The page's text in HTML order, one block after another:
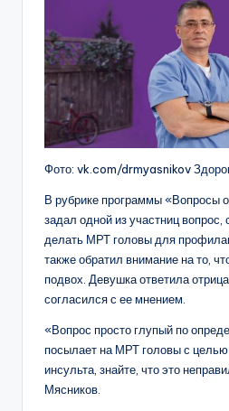
Фото: vk.com/drmyasnikov
В рубрике программы «Вопросы
задал одной из участниц вопрос,
делать МРТ головы для
также обратил внимание на то,
подвох. Девушка ответила
согласился с ее мнением.
«Вопрос просто глупый по
посылает на МРТ головы с
инсульта, знайте, что это
Мясников.